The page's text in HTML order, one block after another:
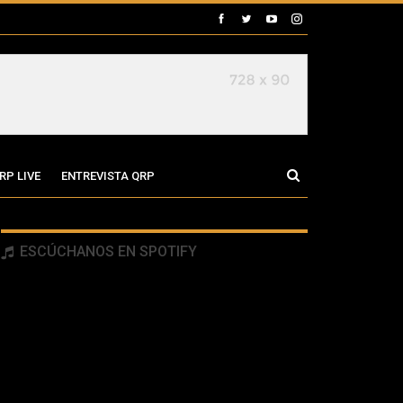
LIVE ENTREVISTA QRP
ESCÚCHANOS EN SPOTIFY